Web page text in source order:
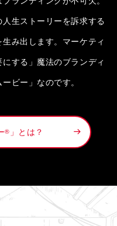
人生ストーリーを訴求する
み出します。マーケティ
する」魔法のブランディ
ビー」なのです。
® 」とは？